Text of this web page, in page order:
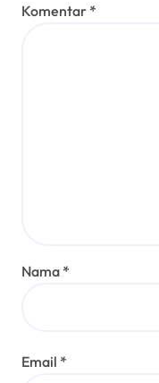
Komentar *
Nama *
Email *